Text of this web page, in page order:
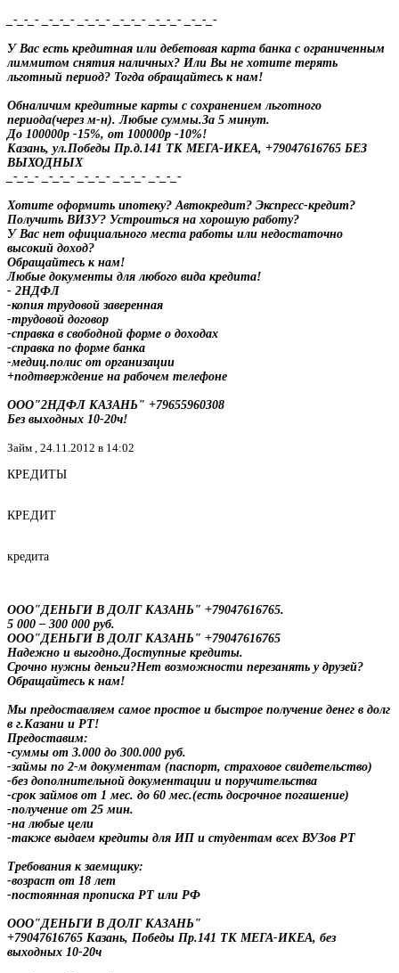
_-_-_- _-_-_- _-_-_- _-_-_- _-_-_- _-_-_-
У Вас есть кредитная или дебетовая карта банка с ограниченным
лиммитом снятия наличных? Или Вы не хотите терять
льготный период? Тогда обращайтесь к нам!
Обналичим кредитные карты с сохранением льготного
периода(через м-н). Любые суммы.За 5 минут.
До 100000р -15%, от 100000р -10%!
Казань, ул.Победы Пр.д.141 ТК МЕГА-ИКЕА, +79047616765 БЕЗ
ВЫХОДНЫХ
_-_-_- _-_-_- _-_-_- _-_-_- _-_-_-
Хотите оформить ипотеку? Автокредит? Экспресс-кредит?
Получить ВИЗУ? Устроиться на хорошую работу?
У Вас нет официального места работы или недостаточно
высокий доход?
Обращайтесь к нам!
Любые документы для любого вида кредита!
- 2НДФЛ
-копия трудовой заверенная
-трудовой договор
-справка в свободной форме о доходах
-справка по форме банка
-медиц.полис от организации
+подтверждение на рабочем телефоне
ООО"2НДФЛ КАЗАНЬ" +79655960308
Без выходных 10-20ч!
Займ , 24.11.2012 в 14:02
КРЕДИТЫ
КРЕДИТ
кредита
ООО"ДЕНЬГИ В ДОЛГ КАЗАНЬ" +79047616765.
5 000 – 300 000 руб.
ООО"ДЕНЬГИ В ДОЛГ КАЗАНЬ" +79047616765
Надежно и выгодно.Доступные кредиты.
Срочно нужны деньги?Нет возможности перезанять у друзей?
Обращайтесь к нам!
Мы предоставляем самое простое и быстрое получение денег в долг
в г.Казани и РТ!
Предоставим:
-суммы от 3.000 до 300.000 руб.
-займы по 2-м документам (паспорт, страховое свидетельство)
-без дополнительной документации и поручительства
-срок займов от 1 мес. до 60 мес.(есть досрочное погашение)
-получение от 25 мин.
-на любые цели
-также выдаем кредиты для ИП и студентам всех ВУЗов РТ
Требования к заемщику:
-возраст от 18 лет
-постоянная прописка РТ или РФ
ООО"ДЕНЬГИ В ДОЛГ КАЗАНЬ"
+79047616765 Казань, Победы Пр.141 ТК МЕГА-ИКЕА, без
выходных 10-20ч